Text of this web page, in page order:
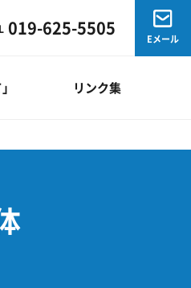
リンク集
019-625-5505 Eメール